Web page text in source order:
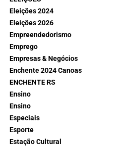
Eleições 2024
Eleições 2026
Empreendedorismo
Emprego
Empresas & Negócios
Enchente 2024 Canoas
ENCHENTE RS
Ensino
Ensino
Especiais
Esporte
Estação Cultural